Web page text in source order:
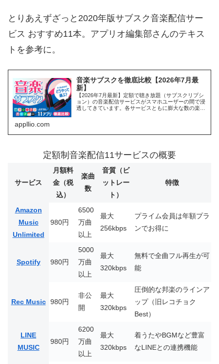
とりあえずざっと2020年版サブスク音楽配信サー
ビス おすすめ11本。アプリオ編集部さんのテキス
トを参考に。
音楽サブスクを徹底比較【2026年7月最
新】
【2026年7月最新】定額で聴き放題（サブスクリプシ
ョン）の音楽配信サービスがスマホユーザーの間で浸
透してきています。各サービスともに膨大な数の楽曲
appllio.com
定額制音楽配信11サービスの概要
サービス
月額料
金（税
込）
楽曲
数
音質（ビ
ットレー
ト）
特徴
Amazon
Music
Unlimited
980円
6500
万曲
以上
最大
256kbps
プライム会員は年額プラ
ンでお得に
Spotify 980円
5000
万曲
以上
最大
320kbps
無料で全曲フル再生が可
能
Rec Music 980円
非公
開
最大
320kbps
圧倒的な邦楽のラインア
ップ（旧レコチョク
Best）
LINE
MUSIC
980円
6200
万曲
以上
最大
320kbps
着うたやBGMなど豊富
なLINEとの連携機能